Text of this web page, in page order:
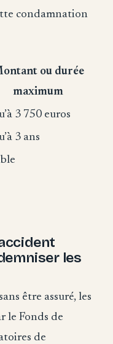
condamnation
ou durée
maximum
3 750 euros
3 ans
les
être assuré, les
le Fonds de
de